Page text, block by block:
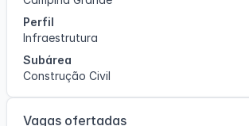
Perfil
Infraestrutura
Subárea
Construção Civil
Vagas ofertadas